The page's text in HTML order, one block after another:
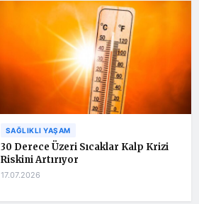
SAĞLIKLI YAŞAM
30 Derece Üzeri Sıcaklar Kalp Krizi
Riskini Artırıyor
17.07.2026